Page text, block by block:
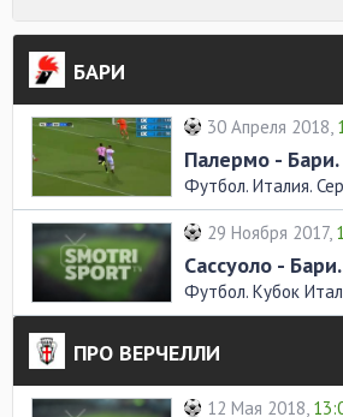
БАРИ
30 Апреля 2018,
Палермо -
Футбол. Италия.
29 Ноября 2017,
Сассуоло -
Футбол. Кубок
ПРО ВЕРЧЕЛЛИ
12 Мая 2018,